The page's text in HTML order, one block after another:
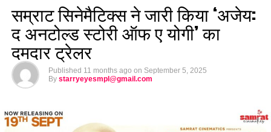
सम्राट सिनेमैटिक्स ने जारी किया ‘अजेय:
द अनटोल्ड स्टोरी ऑफ ए योगी’ का
दमदार ट्रेलर
Published 11 months ago on September 5, 2025
By starryeyesmpl@gmail.com